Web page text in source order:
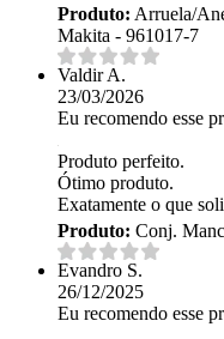
Produto: Arruela/
Makita - 961017-7
Valdir A.
23/03/2026
Eu recomendo esse
Produto perfeito.
Ótimo produto.
Exatamente o que
Produto: Conj.
Evandro S.
26/12/2025
Eu recomendo esse